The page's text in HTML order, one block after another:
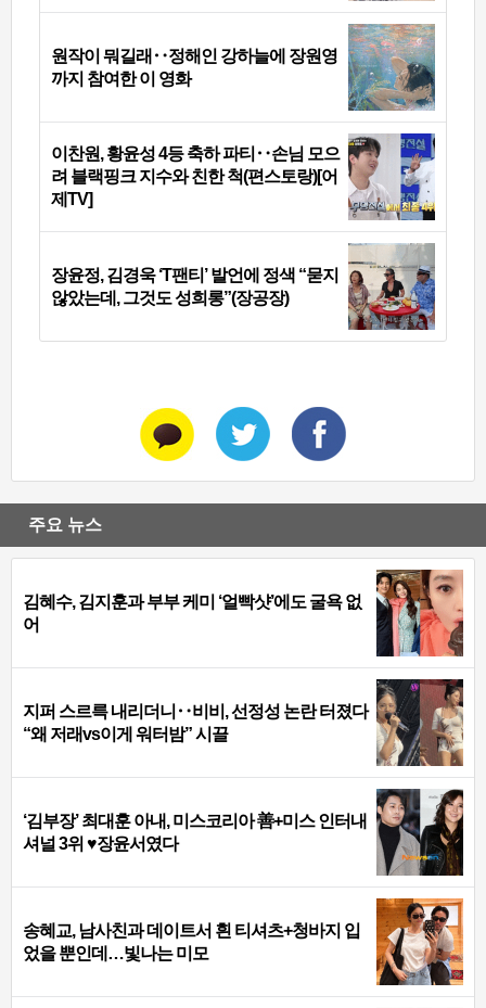
원작이 뭐길래‥정해인 강하늘에 장원영
까지 참여한 이 영화
이찬원, 황윤성 4등 축하 파티‥손님 모으
려 블랙핑크 지수와 친한 척(편스토랑)[어
제TV]
장윤정, 김경욱 ‘T팬티’ 발언에 정색 “묻지
않았는데, 그것도 성희롱”(장공장)
주요 뉴스
김혜수, 김지훈과 부부 케미 ‘얼빡샷’에도 굴욕 없
어
지퍼 스르륵 내리더니‥비비, 선정성 논란 터졌다
“왜 저래vs이게 워터밤” 시끌
‘김부장’ 최대훈 아내, 미스코리아 善+미스 인터내
셔널 3위 ♥장윤서였다
송혜교, 남사친과 데이트서 흰 티셔츠+청바지 입
었을 뿐인데…빛나는 미모